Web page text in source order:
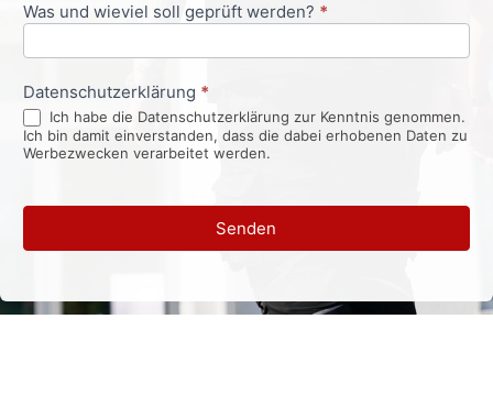
Was und wieviel soll geprüft werden? *
Datenschutzerklärung *
Ich habe die Datenschutzerklärung zur Kenntnis genommen.
Ich bin damit einverstanden, dass die dabei erhobenen Daten zu
Werbezwecken verarbeitet werden.
Senden